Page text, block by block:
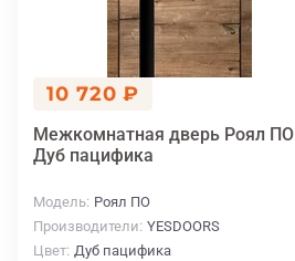
10 720 ₽
Межкомнатная дверь Роял ПО
Дуб пацифика
Модель Роял ПО
Производители YESDOORS
Цвет Дуб пацифика